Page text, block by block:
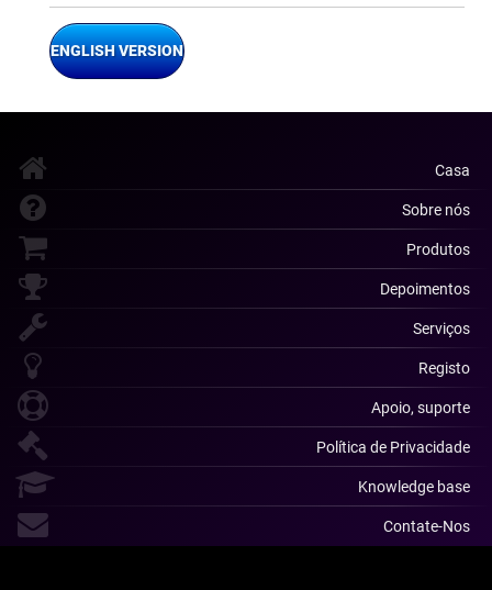
ENGLISH VERSION
Casa
Sobre nós
Produtos
Depoimentos
Serviços
Registo
Apoio, suporte
Política de Privacidade
Knowledge base
Contate-Nos